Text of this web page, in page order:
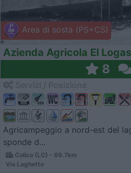
Area di sosta (PS+CS)
Azienda Agricola El
8
Agricampeggio a nord-est del
sponde d...
Colico (LC) - 69.7km
Via Laghetto